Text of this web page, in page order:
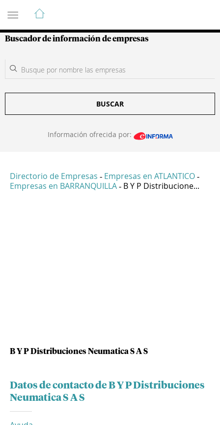
Guía de Empresas Colombianas
Buscador de información de empresas
BUSCAR
Información ofrecida por:
Directorio de Empresas - Empresas en ATLANTICO -
Empresas en BARRANQUILLA - B Y P Distribucione...
B Y P Distribuciones Neumatica S A S
Datos de contacto de B Y P Distribuciones
Neumatica S A S